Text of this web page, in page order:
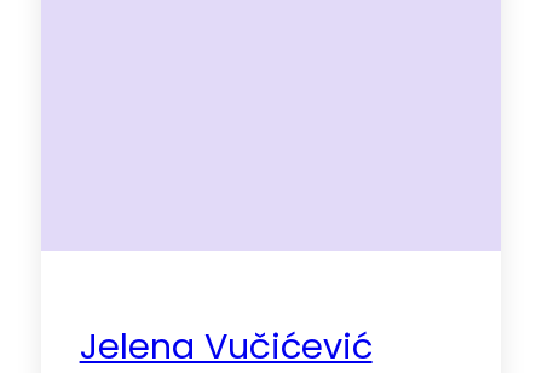
Jelena Vučićević